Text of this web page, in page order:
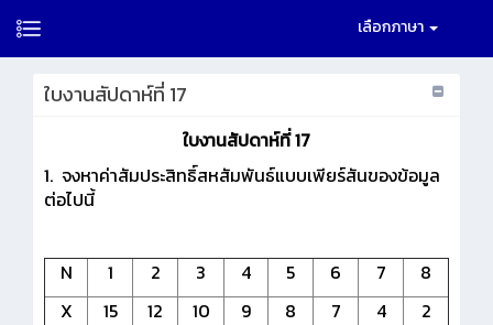
เลือกภาษา
ใบงานสัปดาห์ที่ 17
ใบงานสัปดาห์ที่ 17
1. จงหาค่าสัมประสิทธิ์สหสัมพันธ์แบบเพียร์สันของข้อมูล
ต่อไปนี้
N 1 2 3 4 5 6 7
8
X
15 12 10 9 8 7 4
2